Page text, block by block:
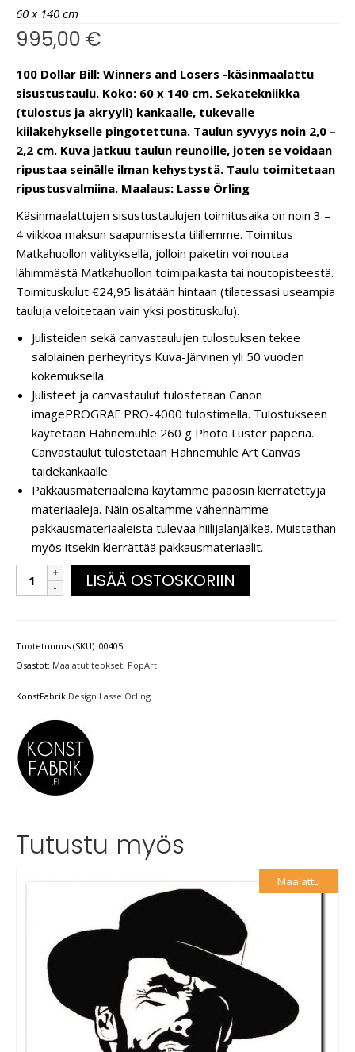
60 x 140 cm
995,00 €
100 Dollar Bill: Winners and Losers -käsinmaalattu
sisustustaulu. Koko: 60 x 140 cm. Sekatekniikka
(tulostus ja akryyli) kankaalle, tukevalle
kiilakehykselle pingotettuna. Taulun syvyys noin 2,0 –
2,2 cm. Kuva jatkuu taulun reunoille, joten se voidaan
ripustaa seinälle ilman kehystystä. Taulu toimitetaan
ripustusvalmiina. Maalaus: Lasse Örling
Käsinmaalattujen sisustustaulujen toimitusaika on noin 3 –
4 viikkoa maksun saapumisesta tilillemme. Toimitus
Matkahuollon välityksellä, jolloin paketin voi noutaa
lähimmästä Matkahuollon toimipaikasta tai noutopisteestä.
Toimituskulut €24,95 lisätään hintaan (tilatessasi useampia
tauluja veloitetaan vain yksi postituskulu).
Julisteiden sekä canvastaulujen tulostuksen tekee
salolainen perheyritys Kuva-Järvinen yli 50 vuoden
kokemuksella.
Julisteet ja canvastaulut tulostetaan Canon
imagePROGRAF PRO-4000 tulostimella. Tulostukseen
käytetään Hahnemühle 260 g Photo Luster paperia.
Canvastaulut tulostetaan Hahnemühle Art Canvas
taidekankaalle.
Pakkausmateriaaleina käytämme pääosin kierrätettyjä
materiaaleja. Näin osaltamme vähennämme
pakkausmateriaaleista tulevaa hiilijalanjälkeä. Muistathan
myös itsekin kierrättää pakkausmateriaalit.
LISÄÄ OSTOSKORIIN
Tuotetunnus (SKU): 00405
Osastot: Maalatut teokset, PopArt
KonstFabrik Design Lasse Örling
Tutustu myös
Maalattu